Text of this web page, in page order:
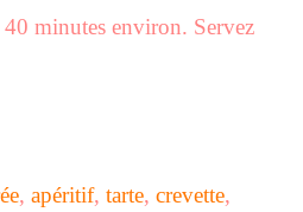
minutes environ. Servez
, apéritif, tarte, crevette,